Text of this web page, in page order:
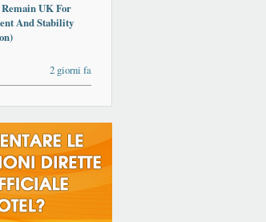
UK For
And Stability
2 giorni fa